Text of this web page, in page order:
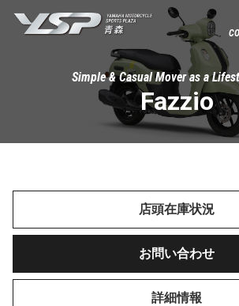
YSP青森
Simple & Casual Mover as a
Fazzio
店頭在庫状況
お問い合わせ
詳細情報